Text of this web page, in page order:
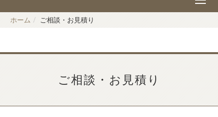
ホーム ご相談・お見積り
ご相談・お見積り